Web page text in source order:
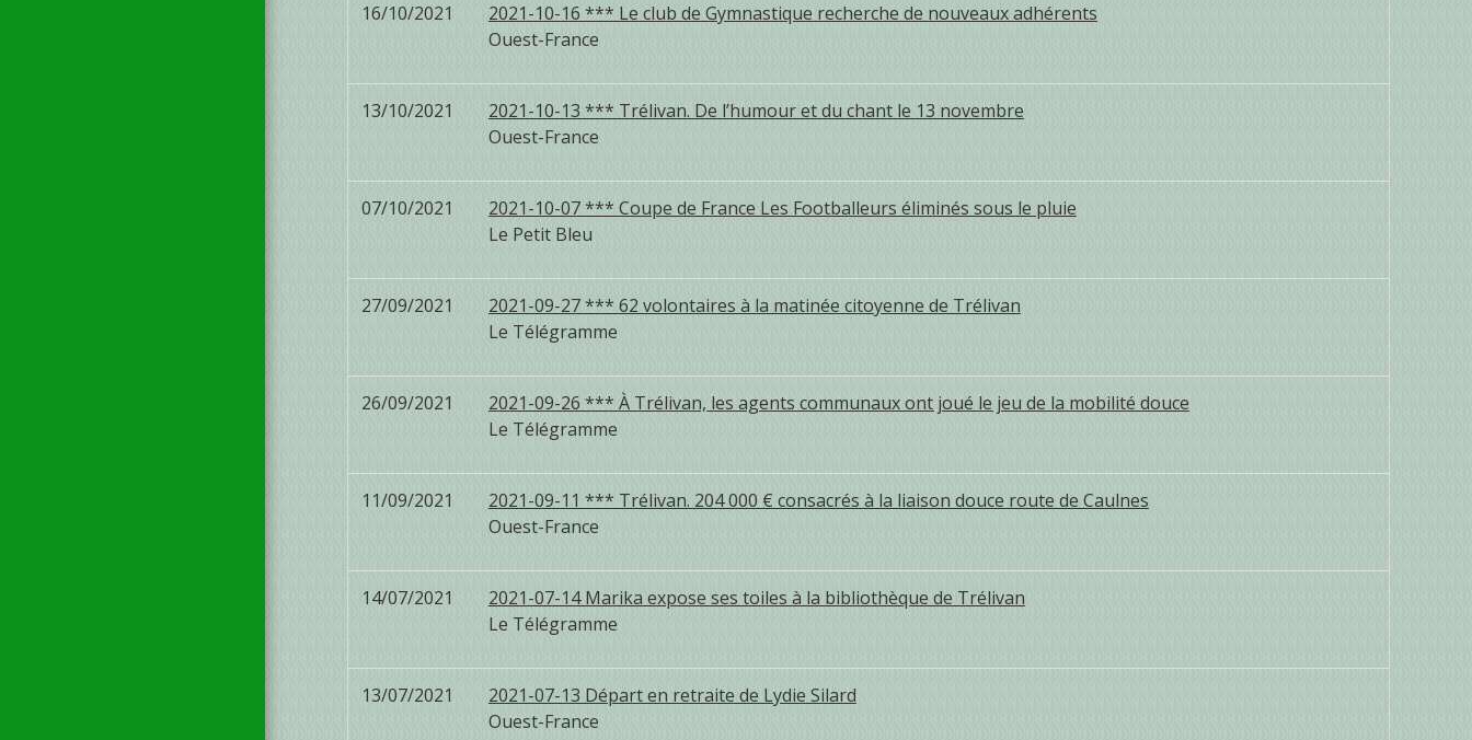
16/10/2021
2021-10-16 *** Le club de Gymnastique recherche de nouveaux adhérents
Ouest-France
13/10/2021
2021-10-13 *** Trélivan. De l’humour et du chant le 13 novembre
Ouest-France
07/10/2021
2021-10-07 *** Coupe de France Les Footballeurs éliminés sous le pluie
Le Petit Bleu
27/09/2021
2021-09-27 *** 62 volontaires à la matinée citoyenne de Trélivan
Le Télégramme
26/09/2021
2021-09-26 *** À Trélivan, les agents communaux ont joué le jeu de la mobilité douce
Le Télégramme
11/09/2021
2021-09-11 *** Trélivan. 204 000 € consacrés à la liaison douce route de Caulnes
Ouest-France
14/07/2021
2021-07-14 Marika expose ses toiles à la bibliothèque de Trélivan
Le Télégramme
13/07/2021
2021-07-13 Départ en retraite de Lydie Silard
Ouest-France